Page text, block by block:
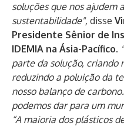
soluções que nos ajudem
sustentabilidade", disse
Presidente Sênior de
IDEMIA na Ásia-Pacífico.
parte da solução, criando
reduzindo a poluição da
nosso balanço de
podemos dar para um
“A maioria dos plásticos